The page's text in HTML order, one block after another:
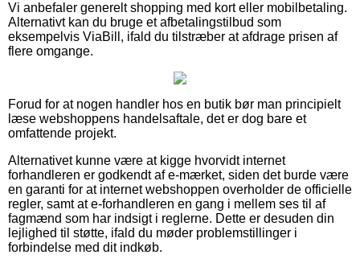
Vi anbefaler generelt shopping med kort eller mobilbetaling.
Alternativt kan du bruge et afbetalingstilbud som
eksempelvis ViaBill, ifald du tilstræber at afdrage prisen af
flere omgange.
Forud for at nogen handler hos en butik bør man principielt
læse webshoppens handelsaftale, det er dog bare et
omfattende projekt.
Alternativet kunne være at kigge hvorvidt internet
forhandleren er godkendt af e-mærket, siden det burde være
en garanti for at internet webshoppen overholder de officielle
regler, samt at e-forhandleren en gang i mellem ses til af
fagmænd som har indsigt i reglerne. Dette er desuden din
lejlighed til støtte, ifald du møder problemstillinger i
forbindelse med dit indkøb.